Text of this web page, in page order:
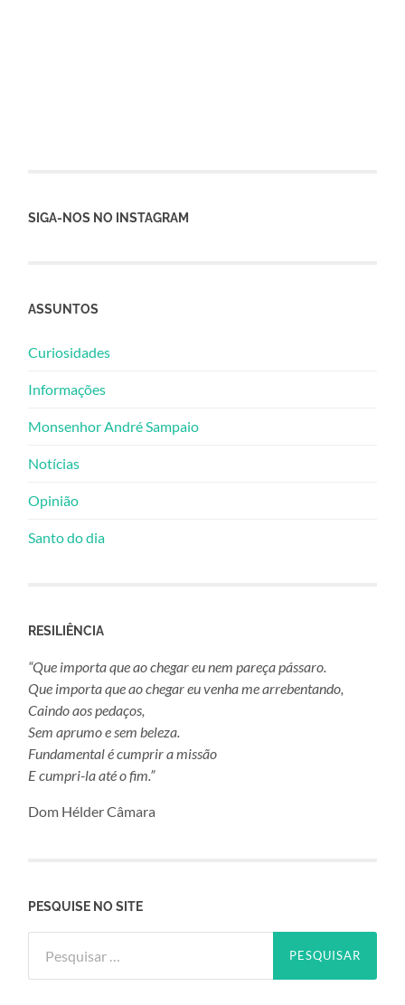
SIGA-NOS NO INSTAGRAM
ASSUNTOS
Curiosidades
Informações
Monsenhor André Sampaio
Notícias
Opinião
Santo do dia
RESILIÊNCIA
“Que importa que ao chegar eu nem pareça pássaro.
Que importa que ao chegar eu venha me arrebentando,
Caindo aos pedaços,
Sem aprumo e sem beleza.
Fundamental é cumprir a missão
E cumpri-la até o fim.”
Dom Hélder Câmara
PESQUISE NO SITE
por: